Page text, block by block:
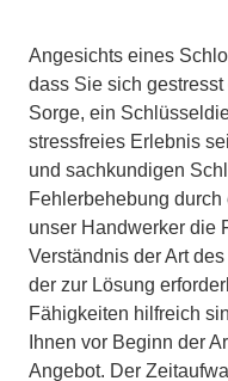
Angesichts eines
dass Sie sich
Sorge, ein
stressfreies Erlebnis
und sachkundigen
Fehlerbehebung
unser Handwerker die
Verständnis der Art
der zur Lösung
Fähigkeiten hilfreich
Ihnen vor Beginn der
Angebot. Der